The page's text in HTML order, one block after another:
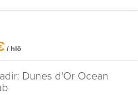
/ hlö
Dunes d'Or Ocean